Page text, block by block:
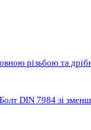
різьбою та
Болт DIN 7984 зі